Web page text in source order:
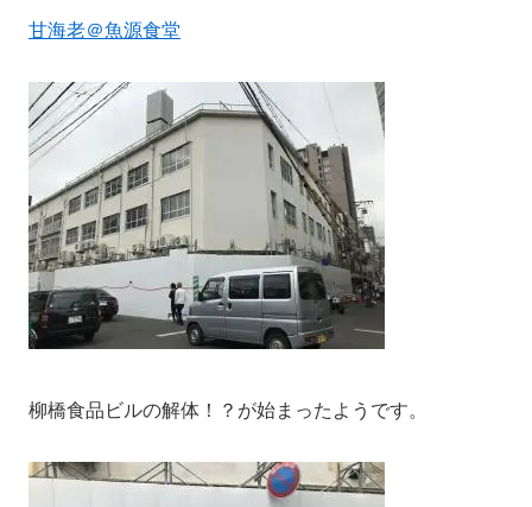
甘海老＠魚源食堂
柳橋食品ビルの解体！？が始まったようです。